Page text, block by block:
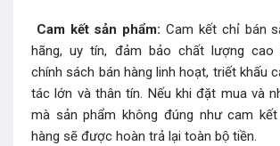
Cam kết sản phẩm: Cam kết chỉ bán
hãng, uy tín, đảm bảo chất lượng cao
chính sách bán hàng linh hoạt, triết khấu
tác lớn và thân tín. Nếu khi đặt mua và
mà sản phẩm không đúng như cam
hàng sẽ được hoàn trả lại toàn bộ tiền.